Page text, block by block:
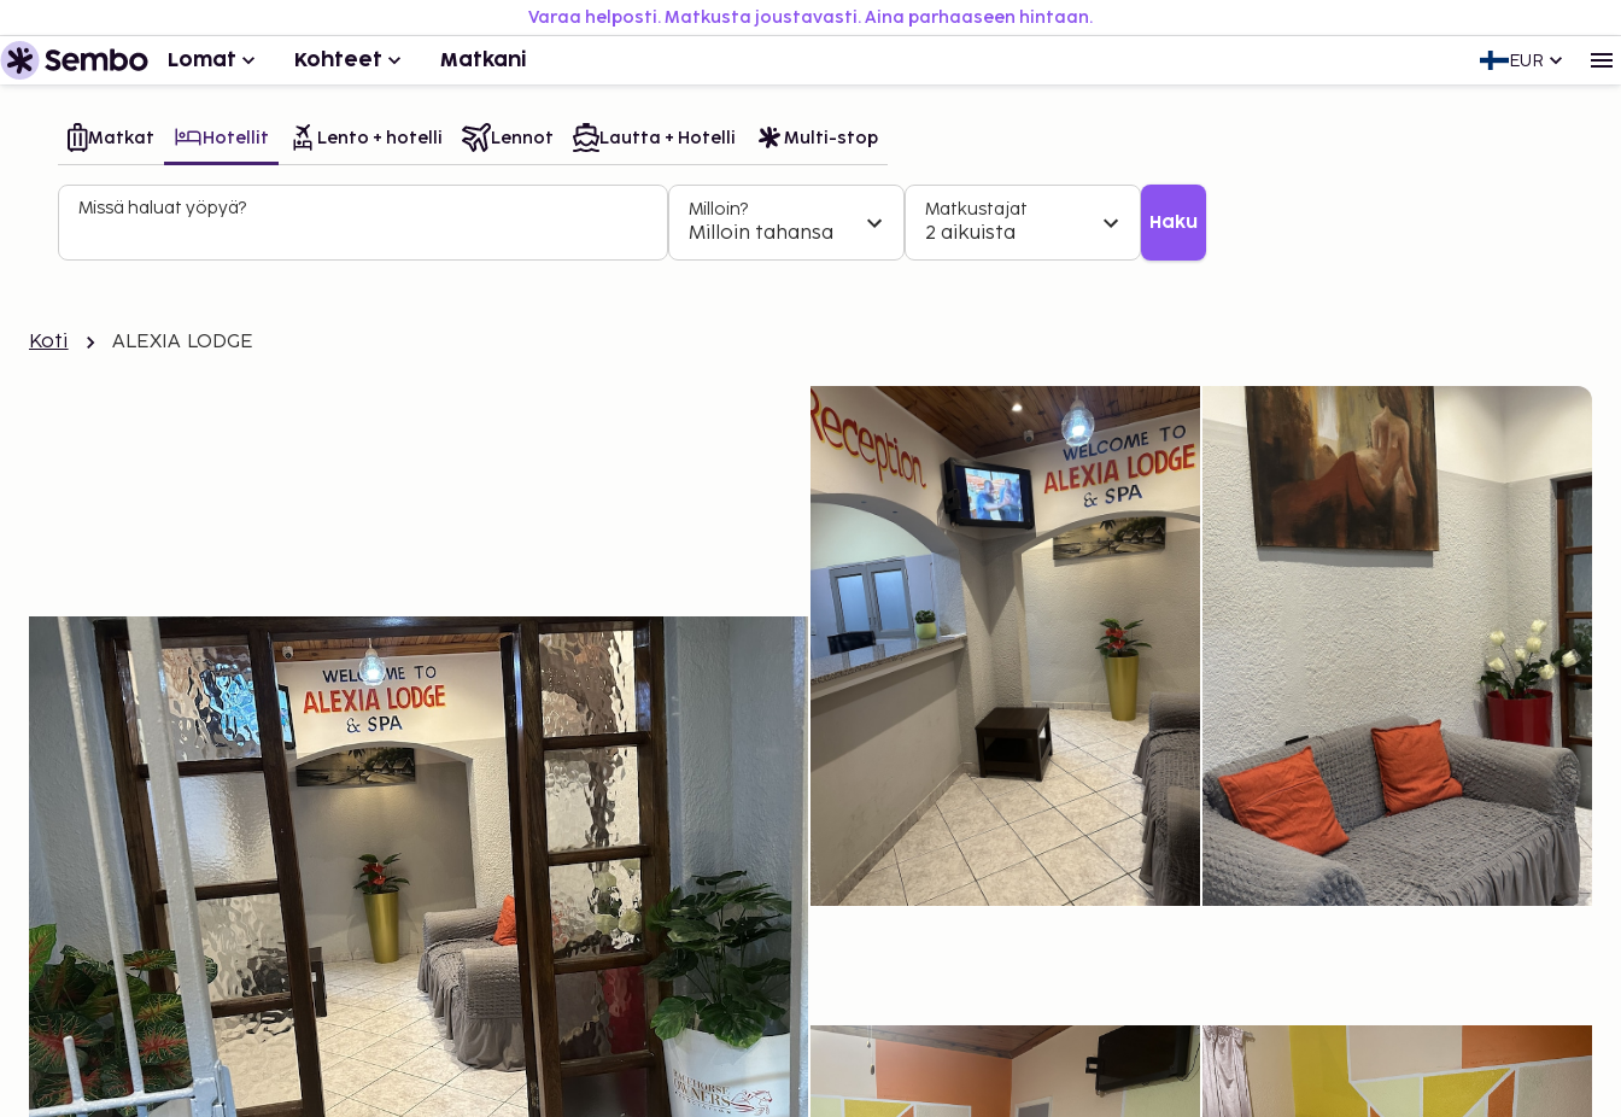
Varaa helposti. Matkusta joustavasti. Aina parhaaseen hintaan.
Lomat Kohteet Matkani EUR
Matkat Hotellit Lento + hotelli Lennot Lautta + Hotelli Multi-stop
Missä haluat yöpyä? Milloin?
Milloin tahansa
Matkustajat
2 aikuista Haku
Koti ALEXIA LODGE